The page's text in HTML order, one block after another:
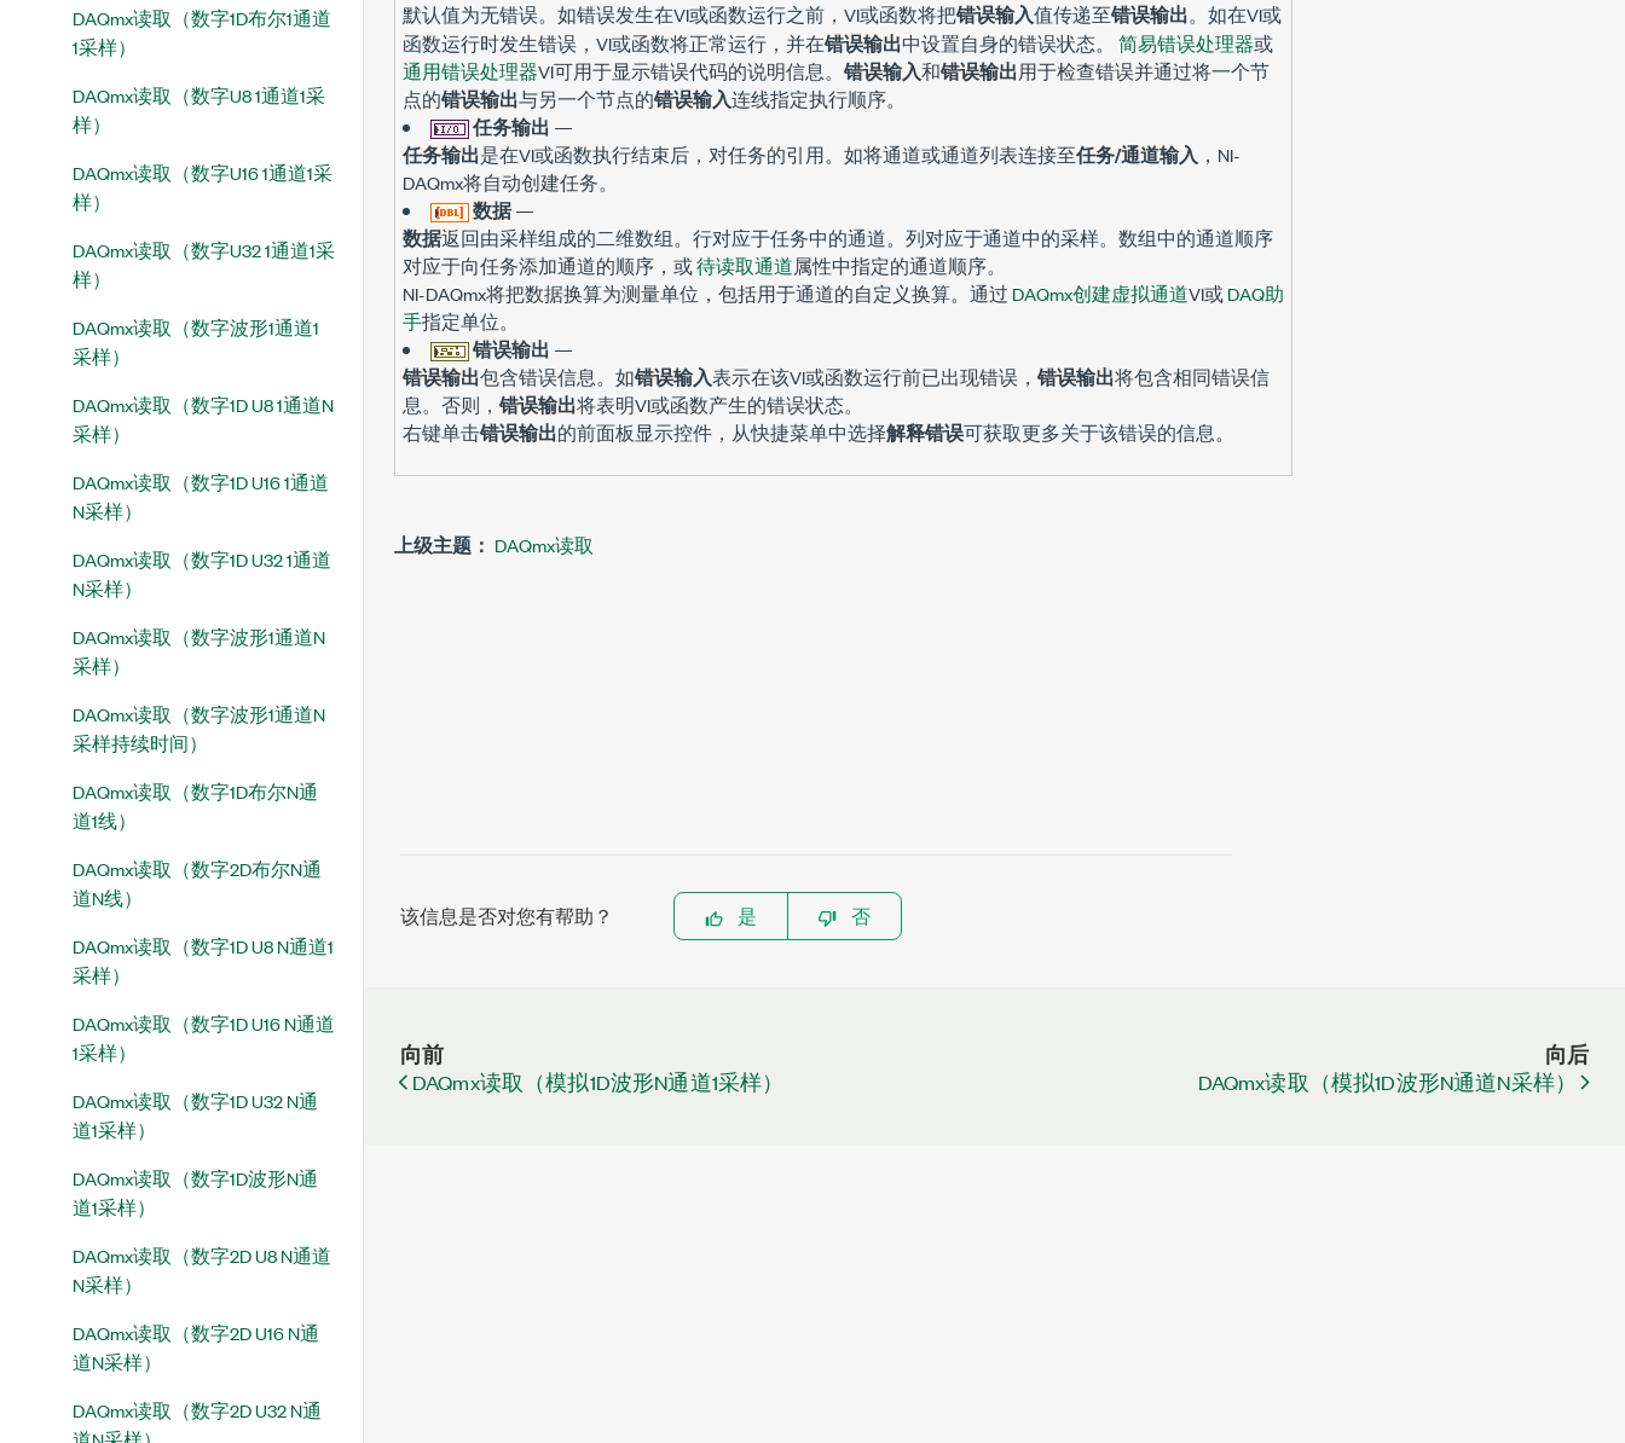
DAQmx读取（数字1D布尔1通道
1采样）
DAQmx读取（数字U8 1通道1采
样）
DAQmx读取（数字U16 1通道1采
样）
DAQmx读取（数字U32 1通道1采
样）
DAQmx读取（数字波形1通道1
采样）
DAQmx读取（数字1D U8 1通道N
采样）
DAQmx读取（数字1D U16 1通道
N采样）
DAQmx读取（数字1D U32 1通道
N采样）
DAQmx读取（数字波形1通道N
采样）
DAQmx读取（数字波形1通道N
采样持续时间）
DAQmx读取（数字1D布尔N通
道1线）
DAQmx读取（数字2D布尔N通
道N线）
DAQmx读取（数字1D U8 N通道1
采样）
DAQmx读取（数字1D U16 N通道
1采样）
DAQmx读取（数字1D U32 N通
道1采样）
DAQmx读取（数字1D波形N通
道1采样）
DAQmx读取（数字2D U8 N通道
N采样）
DAQmx读取（数字2D U16 N通
道N采样）
DAQmx读取（数字2D U32 N通
默认值为无错误。如错误发生在VI或函数运行之前，VI或函数将把错误输入值传递至错误输出。如在VI或
函数运行时发生错误，VI或函数将正常运行，并在错误输出中设置自身的错误状态。 简易错误处理器或
通用错误处理器VI可用于显示错误代码的说明信息。 错误输入和错误输出用于检查错误并通过将一个节
点的错误输出与另一个节点的错误输入连线指定执行顺序。
任务输出 —
任务输出是在VI或函数执行结束后，对任务的引用。如将通道或通道列表连接至任务/通道输入 ，NI-
DAQmx将自动创建任务。
数据—
数据返回由采样组成的二维数组。行对应于任务中的通道。列对应于通道中的采样。数组中的通道顺序
对应于向任务添加通道的顺序，或待读取通道属性中指定的通道顺序。
NI-DAQmx将把数据换算为测量单位，包括用于通道的自定义换算。通过 DAQmx创建虚拟通道VI或DAQ助
手指定单位。
错误输出 —
错误输出包含错误信息。如错误输入表示在该VI或函数运行前已出现错误， 错误输出将包含相同错误信
息。否则， 错误输出将表明VI或函数产生的错误状态。
右键单击错误输出的前面板显示控件，从快捷菜单中选择解释错误可获取更多关于该错误的信息。
上级主题： DAQmx读取
该信息是否对您有帮助？ 是 否
向前
DAQmx读取（模拟1D波形N通道1采样）
向后
DAQmx读取（模拟1D波形N通道N采样）